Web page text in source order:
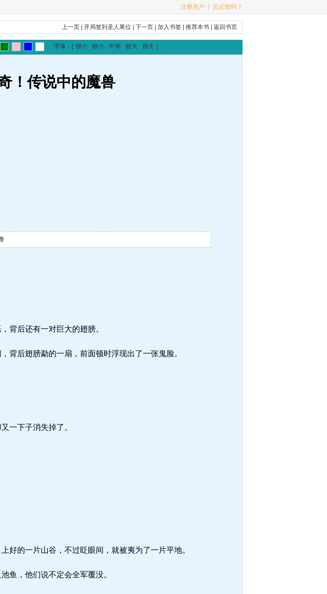
注册用户 ┊ 忘记密码？
上一页 |开局签到圣人果位 |下一页 |加入书签 |推荐本书 |返回书页
字体： [ 很小 较小 中等 较大 很大 ]
！传说中的魔兽
背后还有一对巨大的翅膀。
后翅膀勐的一扇，前面顿时浮现出了一张鬼脸。
一下子消失掉了。
的一片山谷，不过眨眼间，就被夷为了一片平地。
鱼，他们说不定会全军覆没。